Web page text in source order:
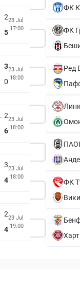
2
5
23 Jul
17:00
3
0
23 Jul
18:00
2
6
23 Jul
18:00
3
4
23 Jul
18:00
2
4
23 Jul
19:00
ФК
ФК
Ред
ФК